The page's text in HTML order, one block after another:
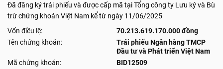
Đã đăng ký trái phiếu và được cấp mã tại Tổng công ty Lưu ký và Bù
trừ chứng khoán Việt Nam kể từ ngày 11/06/2025
Vốn điều lệ:
70.213.619.170.000 đồng
Tên chứng khoán:
Trái phiếu Ngân hàng TMCP
Đầu tư và Phát triển Việt Nam
Mã chứng khoán:
BID12509